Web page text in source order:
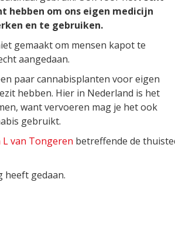
hebben om ons eigen medicijn
en te gebruiken.
gemaakt om mensen kapot te
aangedaan.
paar cannabisplanten voor eigen
hebben. Hier in Nederland is het
want vervoeren mag je het ook
gebruikt.
van Tongeren betreffende de
heeft gedaan.